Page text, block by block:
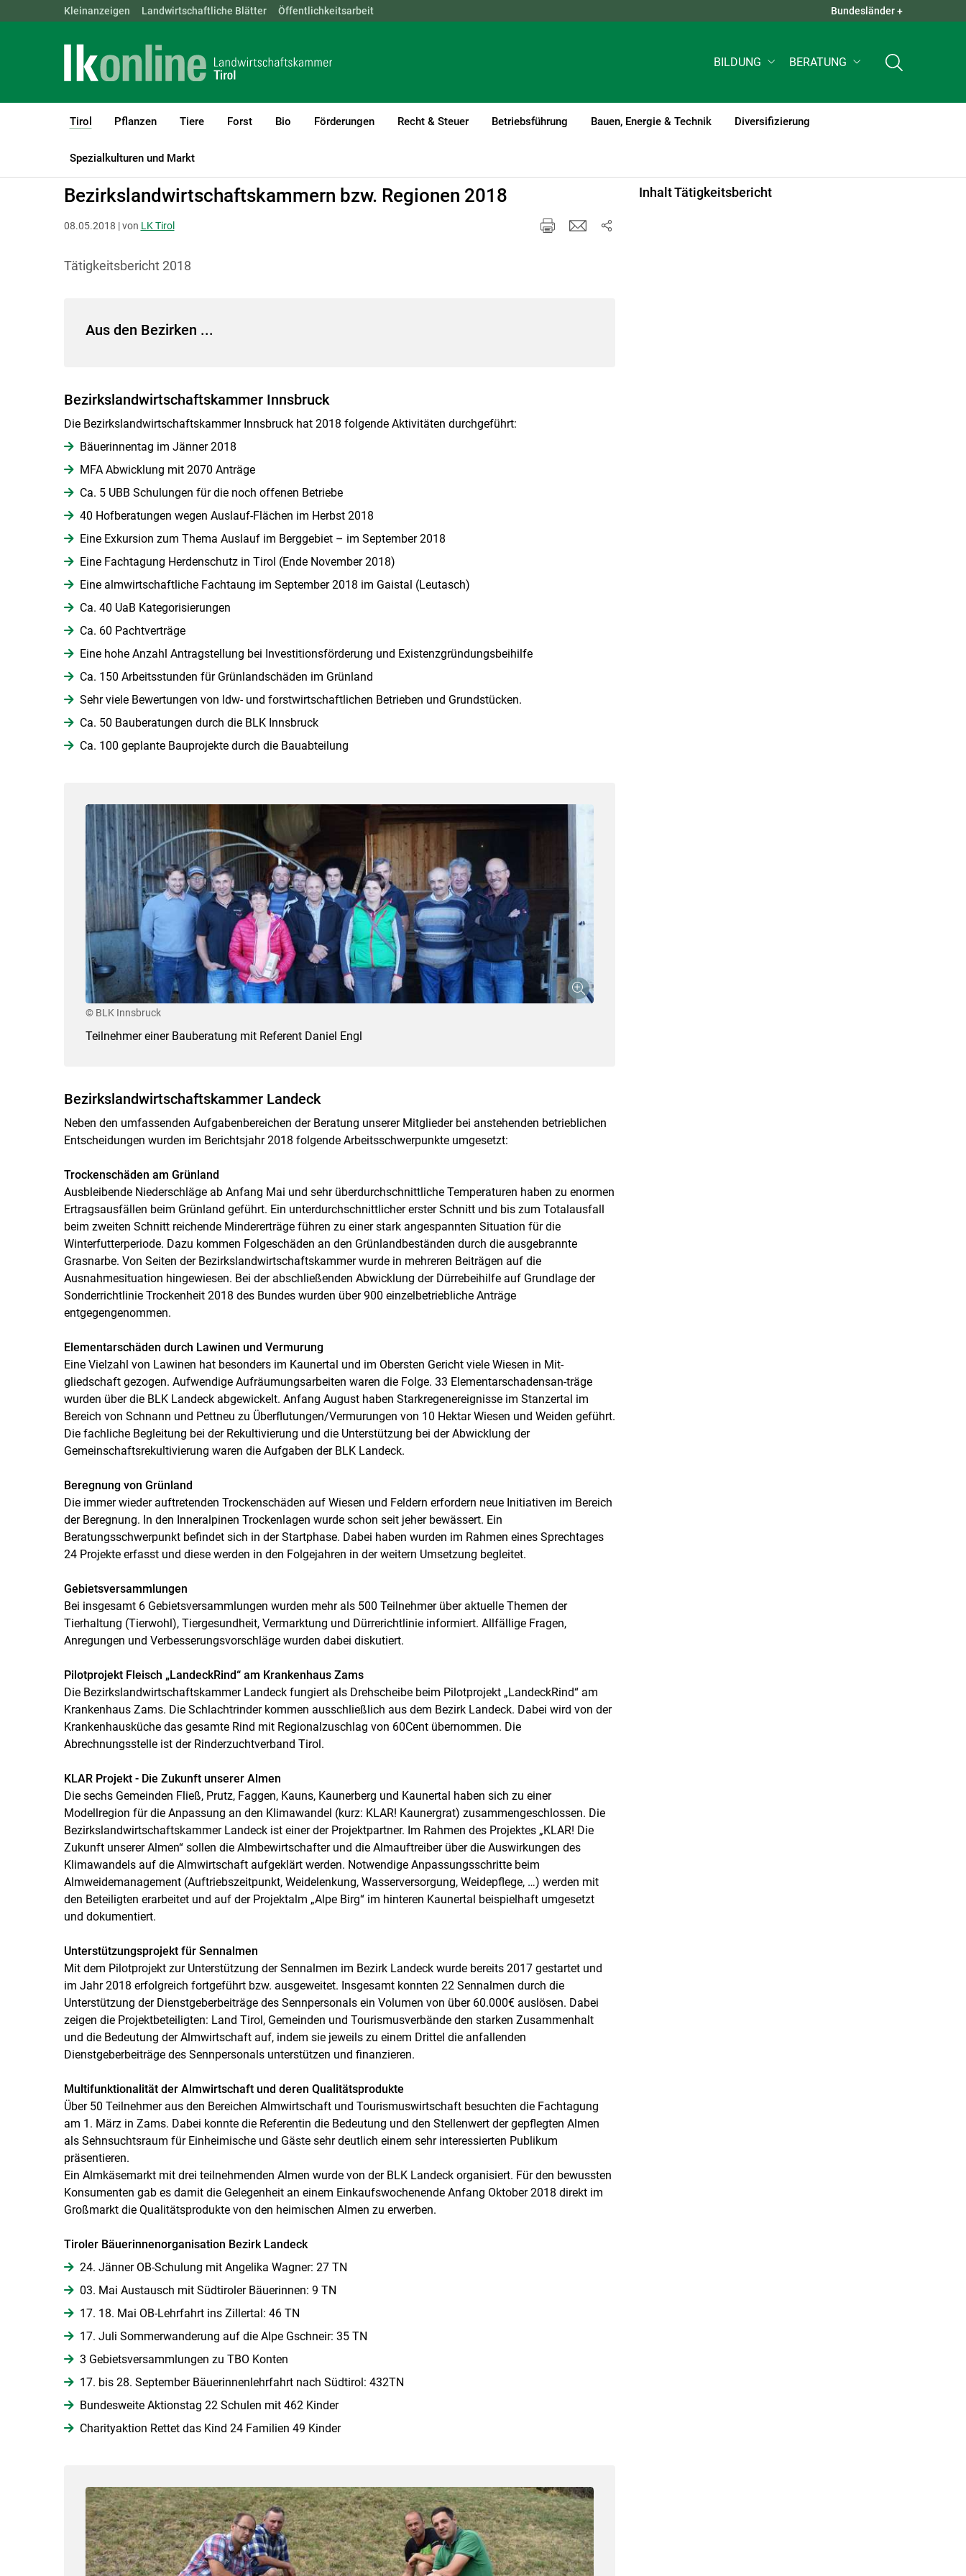
Skip to main content
Landwirtschaftskammern: ÖSTERREICH BGLD KTN NÖ OÖ QUICK LINKS +
Kleinanzeigen Landwirtschaftliche Blätter Öffentlichkeitsarbeit Bundesländer +
BILDUNG BERATUNG
Tirol
(current)1
Pflanzen Tiere Forst Bio Förderungen Recht & Steuer Betriebsführung Bauen, Energie & Technik Diversifizierung
Spezialkulturen und Markt
LK Tirol Tirol Tätigkeitsbericht
Bezirkslandwirtschaftskammern bzw. Regionen 2018
08.05.2018 | von LK Tirol
Tätigkeitsbericht 2018
Aus den Bezirken ...
Bezirkslandwirtschaftskammer Innsbruck
Die Bezirkslandwirtschaftskammer Innsbruck hat 2018 folgende Aktivitäten durchgeführt:
Bäuerinnentag im Jänner 2018
MFA Abwicklung mit 2070 Anträge
Ca. 5 UBB Schulungen für die noch offenen Betriebe
40 Hofberatungen wegen Auslauf-Flächen im Herbst 2018
Eine Exkursion zum Thema Auslauf im Berggebiet – im September 2018
Eine Fachtagung Herdenschutz in Tirol (Ende November 2018)
Eine almwirtschaftliche Fachtaung im September 2018 im Gaistal (Leutasch)
Ca. 40 UaB Kategorisierungen
Ca. 60 Pachtverträge
Eine hohe Anzahl Antragstellung bei Investitionsförderung und Existenzgründungsbeihilfe
Ca. 150 Arbeitsstunden für Grünlandschäden im Grünland
Sehr viele Bewertungen von ldw- und forstwirtschaftlichen Betrieben und Grundstücken.
Ca. 50 Bauberatungen durch die BLK Innsbruck
Ca. 100 geplante Bauprojekte durch die Bauabteilung
© BLK Innsbruck
Teilnehmer einer Bauberatung mit Referent Daniel Engl
Bezirkslandwirtschaftskammer Landeck
Neben den umfassenden Aufgabenbereichen der Beratung unserer Mitglieder bei anstehenden betrieblichen
Entscheidungen wurden im Berichtsjahr 2018 folgende Arbeitsschwerpunkte umgesetzt:
Trockenschäden am Grünland
Ausbleibende Niederschläge ab Anfang Mai und sehr überdurchschnittliche Temperaturen haben zu enormen
Ertragsausfällen beim Grünland geführt. Ein unterdurchschnittlicher erster Schnitt und bis zum Totalausfall
beim zweiten Schnitt reichende Mindererträge führen zu einer stark angespannten Situation für die
Winterfutterperiode. Dazu kommen Folgeschäden an den Grünlandbeständen durch die ausgebrannte
Grasnarbe. Von Seiten der Bezirkslandwirtschaftskammer wurde in mehreren Beiträgen auf die
Ausnahmesituation hingewiesen. Bei der abschließenden Abwicklung der Dürrebeihilfe auf Grundlage der
Sonderrichtlinie Trockenheit 2018 des Bundes wurden über 900 einzelbetriebliche Anträge
entgegengenommen.
Elementarschäden durch Lawinen und Vermurung
Eine Vielzahl von Lawinen hat besonders im Kaunertal und im Obersten Gericht viele Wiesen in Mit-
gliedschaft gezogen. Aufwendige Aufräumungsarbeiten waren die Folge. 33 Elementarschadensan-träge
wurden über die BLK Landeck abgewickelt. Anfang August haben Starkregenereignisse im Stanzertal im
Bereich von Schnann und Pettneu zu Überflutungen/Vermurungen von 10 Hektar Wiesen und Weiden geführt.
Die fachliche Begleitung bei der Rekultivierung und die Unterstützung bei der Abwicklung der
Gemeinschaftsrekultivierung waren die Aufgaben der BLK Landeck.
Beregnung von Grünland
Die immer wieder auftretenden Trockenschäden auf Wiesen und Feldern erfordern neue Initiativen im Bereich
der Beregnung. In den Inneralpinen Trockenlagen wurde schon seit jeher bewässert. Ein
Beratungsschwerpunkt befindet sich in der Startphase. Dabei haben wurden im Rahmen eines Sprechtages
24 Projekte erfasst und diese werden in den Folgejahren in der weitern Umsetzung begleitet.
Gebietsversammlungen
Bei insgesamt 6 Gebietsversammlungen wurden mehr als 500 Teilnehmer über aktuelle Themen der
Tierhaltung (Tierwohl), Tiergesundheit, Vermarktung und Dürrerichtlinie informiert. Allfällige Fragen,
Anregungen und Verbesserungsvorschläge wurden dabei diskutiert.
Pilotprojekt Fleisch „LandeckRind“ am Krankenhaus Zams
Die Bezirkslandwirtschaftskammer Landeck fungiert als Drehscheibe beim Pilotprojekt „LandeckRind“ am
Krankenhaus Zams. Die Schlachtrinder kommen ausschließlich aus dem Bezirk Landeck. Dabei wird von der
Krankenhausküche das gesamte Rind mit Regionalzuschlag von 60Cent übernommen. Die
Abrechnungsstelle ist der Rinderzuchtverband Tirol.
KLAR Projekt - Die Zukunft unserer Almen
Die sechs Gemeinden Fließ, Prutz, Faggen, Kauns, Kaunerberg und Kaunertal haben sich zu einer
Modellregion für die Anpassung an den Klimawandel (kurz: KLAR! Kaunergrat) zusammengeschlossen. Die
Bezirkslandwirtschaftskammer Landeck ist einer der Projektpartner. Im Rahmen des Projektes „KLAR! Die
Zukunft unserer Almen“ sollen die Almbewirtschafter und die Almauftreiber über die Auswirkungen des
Klimawandels auf die Almwirtschaft aufgeklärt werden. Notwendige Anpassungsschritte beim
Almweidemanagement (Auftriebszeitpunkt, Weidelenkung, Wasserversorgung, Weidepflege, …) werden mit
den Beteiligten erarbeitet und auf der Projektalm „Alpe Birg“ im hinteren Kaunertal beispielhaft umgesetzt
und dokumentiert.
Unterstützungsprojekt für Sennalmen
Mit dem Pilotprojekt zur Unterstützung der Sennalmen im Bezirk Landeck wurde bereits 2017 gestartet und
im Jahr 2018 erfolgreich fortgeführt bzw. ausgeweitet. Insgesamt konnten 22 Sennalmen durch die
Unterstützung der Dienstgeberbeiträge des Sennpersonals ein Volumen von über 60.000€ auslösen. Dabei
zeigen die Projektbeteiligten: Land Tirol, Gemeinden und Tourismusverbände den starken Zusammenhalt
und die Bedeutung der Almwirtschaft auf, indem sie jeweils zu einem Drittel die anfallenden
Dienstgeberbeiträge des Sennpersonals unterstützen und finanzieren.
Multifunktionalität der Almwirtschaft und deren Qualitätsprodukte
Über 50 Teilnehmer aus den Bereichen Almwirtschaft und Tourismuswirtschaft besuchten die Fachtagung
am 1. März in Zams. Dabei konnte die Referentin die Bedeutung und den Stellenwert der gepflegten Almen
als Sehnsuchtsraum für Einheimische und Gäste sehr deutlich einem sehr interessierten Publikum
präsentieren.
Ein Almkäsemarkt mit drei teilnehmenden Almen wurde von der BLK Landeck organisiert. Für den bewussten
Konsumenten gab es damit die Gelegenheit an einem Einkaufswochenende Anfang Oktober 2018 direkt im
Großmarkt die Qualitätsprodukte von den heimischen Almen zu erwerben.
Tiroler Bäuerinnenorganisation Bezirk Landeck
24. Jänner OB-Schulung mit Angelika Wagner: 27 TN
03. Mai Austausch mit Südtiroler Bäuerinnen: 9 TN
17. 18. Mai OB-Lehrfahrt ins Zillertal: 46 TN
17. Juli Sommerwanderung auf die Alpe Gschneir: 35 TN
3 Gebietsversammlungen zu TBO Konten
17. bis 28. September Bäuerinnenlehrfahrt nach Südtirol: 432TN
Bundesweite Aktionstag 22 Schulen mit 462 Kinder
Charityaktion Rettet das Kind 24 Familien 49 Kinder
Inhalt Tätigkeitsbericht